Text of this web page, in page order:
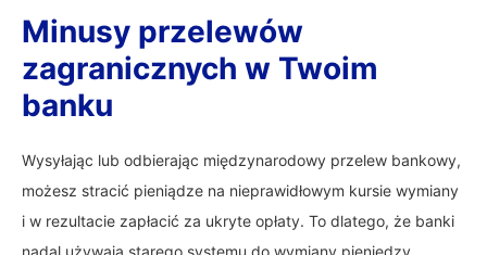
Minusy przelewów
zagranicznych w Twoim
banku
Wysyłając lub odbierając międzynarodowy przelew bankowy,
możesz stracić pieniądze na nieprawidłowym kursie wymiany
i w rezultacie zapłacić za ukryte opłaty. To dlatego, że banki
nadal używają starego systemu do wymiany pieniędzy.